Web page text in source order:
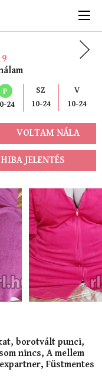
P
24
SZ
10-24
V
10-24
VOLTAM NÁLA
HIBA JELENTÉS
borotvált punci,
nincs, A mellem
Füstmentes